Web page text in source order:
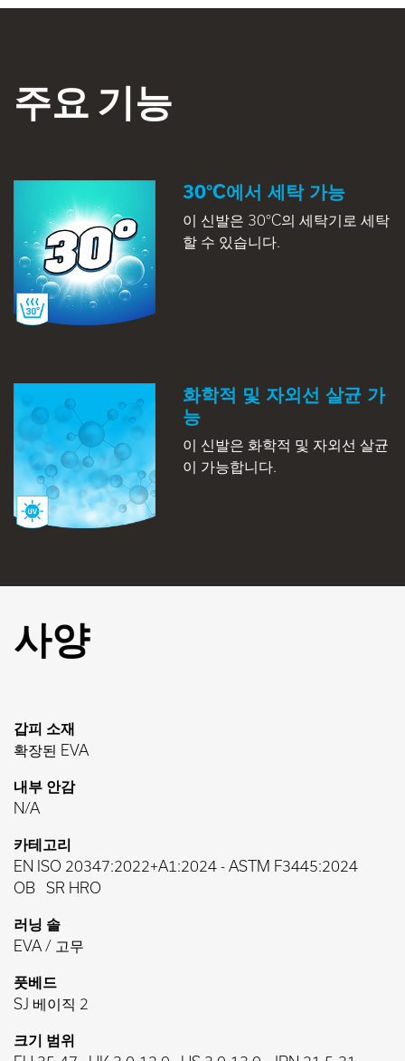
주요 기능
30°C에서 세탁 가능
이 신발은 30°C의 세탁기로 세탁
할 수 있습니다.
화학적 및 자외선 살균 가
능
이 신발은 화학적 및 자외선 살균
이 가능합니다.
사양
갑피 소재
확장된 EVA
내부 안감
N/A
카테고리
EN ISO 20347:2022+A1:2024 - ASTM F3445:2024
OB
SR HRO
러닝 솔
EVA / 고무
풋베드
SJ 베이직 2
크기 범위